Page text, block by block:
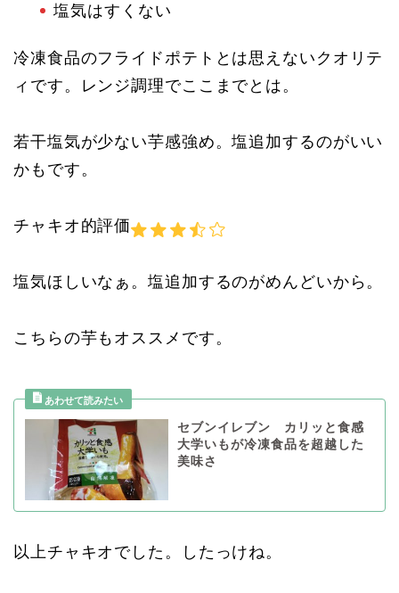
塩気はすくない
冷凍食品のフライドポテトとは思えないクオリテ
ィです。レンジ調理でここまでとは。
若干塩気が少ない芋感強め。塩追加するのがいい
かもです。
チャキオ的評価
塩気ほしいなぁ。塩追加するのがめんどいから。
こちらの芋もオススメです。
セブンイレブン カリッと食感
大学いもが冷凍食品を超越した
美味さ
以上チャキオでした。したっけね。